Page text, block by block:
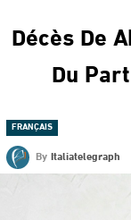
Décès De
Du
FRANÇAIS
By Italiatelegraph